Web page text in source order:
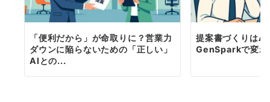
「便利だから」が命取りに？営業力
ダウンに陥らないための「正しい」
AIとの...
提案書づくりは
GenSparkで変わ